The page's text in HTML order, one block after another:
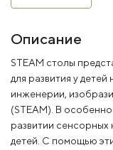
Описание
STEAM столы
для развития у
инженерии,
(STEAM). В
развитии сенсорных
детей. С помощью